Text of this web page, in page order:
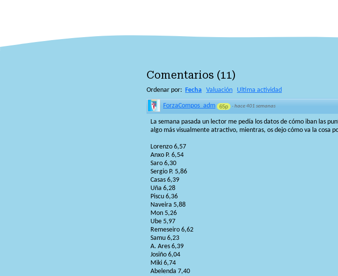
Comentarios (11)
Ordenar por: Fecha Valuación Ultima actividad
ForzaCompos_adm 65p ·hace 401 semanas
La semana pasada un lector me pedía los datos de cómo iban las
algo más visualmente atractivo, mientras, os dejo cómo va la cosa
Lorenzo 6,57
Anxo P. 6,54
Saro 6,30
Sergio P. 5,86
Casas 6,39
Uña 6,28
Piscu 6,36
Naveira 5,88
Mon 5,26
Ube 5,97
Remeseiro 6,62
Samu 6,23
A. Ares 6,39
Josiño 6,04
Miki 6,74
Abelenda 7,40